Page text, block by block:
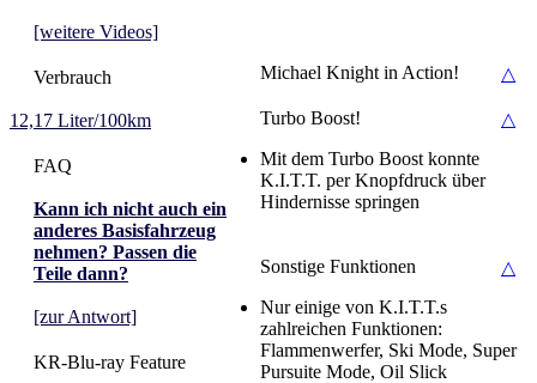
[weitere Videos]
Verbrauch
12,17 Liter/100km
FAQ
Kann ich nicht auch ein
anderes Basisfahrzeug
nehmen? Passen die
Teile dann?
[zur Antwort]
KR-Blu-ray Feature
Michael Knight in Action! △
Turbo Boost!
△
Mit dem Turbo Boost konnte
K.I.T.T. per Knopfdruck über
Hindernisse springen
Sonstige Funktionen
△
Nur einige von K.I.T.T.s
zahlreichen Funktionen:
Flammenwerfer, Ski Mode, Super
Pursuite Mode, Oil Slick